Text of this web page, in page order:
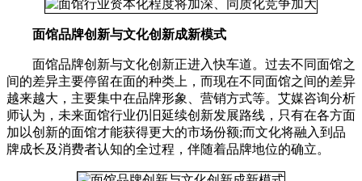
面馆品牌创新与文化创新成新模式
面馆品牌创新与文化创新正进入快车道。过去不同面馆之
间的差异主要停留在面的种类上，而现在不同面馆之间的差异
越来越大，主要集中在品牌形象、营销方式等。艾媒咨询分析
师认为，未来面馆行业仍旧延续创新发展路线，只有在各方面
加以创新的面馆才能获得更大的市场份额;而文化将融入到品
牌成长及消费者认知的全过程，伴随着品牌地位的确立。